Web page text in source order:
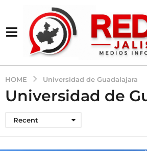
HOME Universidad de Guadalajara
Universidad de
Recent